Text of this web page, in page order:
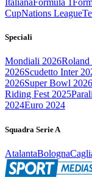
ItalianaFormula 1
CupNations League
Speciali
Mondiali 2026Roland
2026Scudetto Inter
2026Super Bowl 2026
Riding Fest 2025
2024Euro 2024
Squadra Serie A
AtalantaBologna